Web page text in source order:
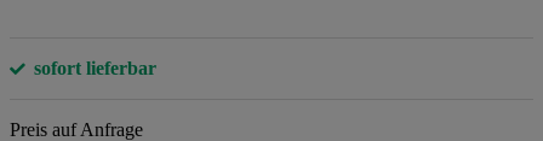
sofort lieferbar
Preis auf Anfrage